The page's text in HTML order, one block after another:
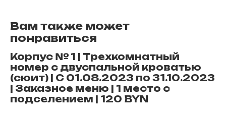
Вам также может
понравиться
Корпус № 1 | Трехкомнатный
номер с двуспальной кроватью
(сюит) | С 01.08.2023 по 31.10.2023
| Заказное меню | 1 место с
подселением | 120 BYN